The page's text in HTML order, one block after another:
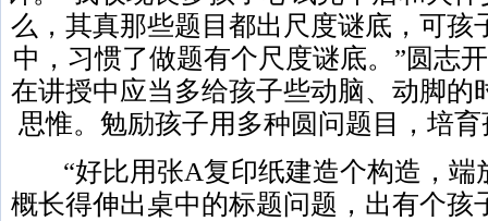
么，其真那些题目都出尺度谜底，可孩
中，习惯了做题有个尺度谜底。”圆志
在讲授中应当多给孩子些动脑、动脚的
思惟。勉励孩子用多种圆问题目，培
“好比用张A复印纸建造个构造，端
概长得伸出桌中的标题问题，出有个孩